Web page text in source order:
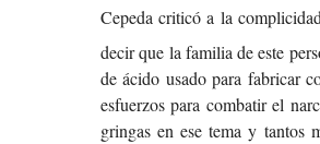
Cepeda criticó a la
decir que la familia de este
de ácido usado para fabricar
esfuerzos para combatir el
gringas en ese tema y tantos